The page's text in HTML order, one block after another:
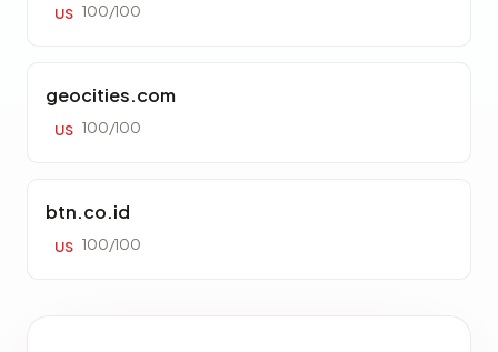
US 100/100
geocities.com
US 100/100
btn.co.id
US 100/100